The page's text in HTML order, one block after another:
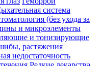
система
(без ухода за
и микроэлементы
и тонизирующие
растяжения
недостаточность